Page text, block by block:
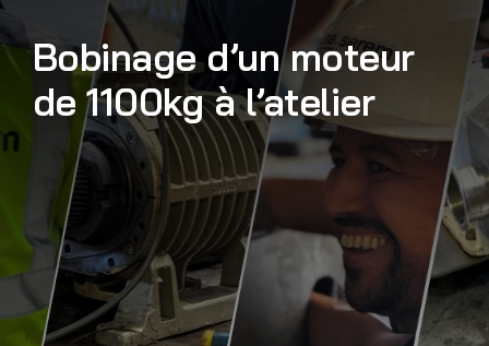
À propos
Nous rejoindre
Bobinage d’un moteur
de 1100kg à l’atelier